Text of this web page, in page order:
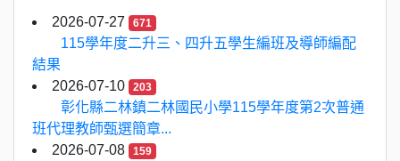
2026-07-27 671
115學年度二升三、四升五學生編班及導師編配
結果
2026-07-10
203
彰化縣二林鎮二林國民小學115學年度第2次普通
班代理教師甄選簡章...
2026-07-08
159